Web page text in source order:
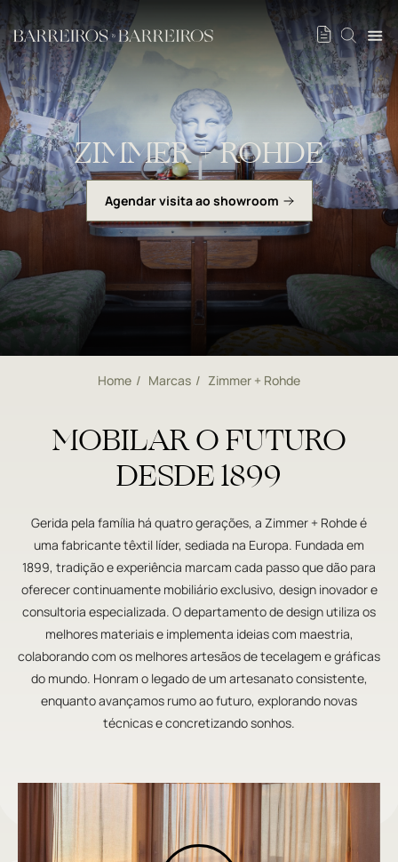
ZIMMER + ROHDE
Agendar visita ao showroom
Home Marcas Zimmer + Rohde
MOBILAR O FUTURO
DESDE 1899
Gerida pela família há quatro gerações, a Zimmer + Rohde é
uma fabricante têxtil líder, sediada na Europa. Fundada em
1899, tradição e experiência marcam cada passo que dão para
oferecer continuamente mobiliário exclusivo, design inovador e
consultoria especializada. O departamento de design utiliza os
melhores materiais e implementa ideias com maestria,
colaborando com os melhores artesãos de tecelagem e gráficas
do mundo. Honram o legado de um artesanato consistente,
enquanto avançamos rumo ao futuro, explorando novas
técnicas e concretizando sonhos.